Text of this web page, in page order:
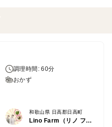
調理時間: 60分
おかず
和歌山県 日高郡日高町
Lino Farm（リノ ファーム）